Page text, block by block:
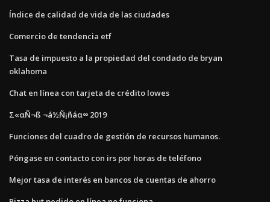
Índice de calidad de vida de las ciudades
Comercio de tendencia etf
Tasa de impuesto a la propiedad del condado de bryan
oklahoma
Chat en línea con tarjeta de crédito lowes
Σ«αÑ¬ß ¬á½Ñ¡ñáα∞ 2019
Funciones del cuadro de gestión de recursos humanos.
Póngase en contacto con irs por horas de teléfono
Mejor tasa de interés en bancos de cuentas de ahorro